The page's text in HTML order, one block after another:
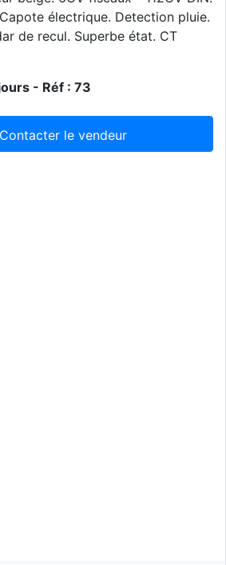
électrique. Detection pluie.
de recul. Superbe état. CT
- Réf : 73
Contacter le vendeur